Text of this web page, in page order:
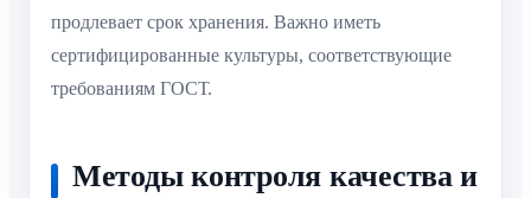
продлевает срок хранения. Важно иметь
сертифицированные культуры, соответствующие
требованиям ГОСТ.
Методы контроля качества и